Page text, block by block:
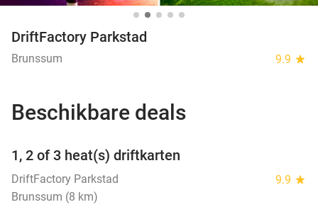
DriftFactory Parkstad
Brunssum 9.9 star
Beschikbare deals
1, 2 of 3 heat(s) driftkarten
DriftFactory Parkstad 9.9 star
Brunssum (8 km)